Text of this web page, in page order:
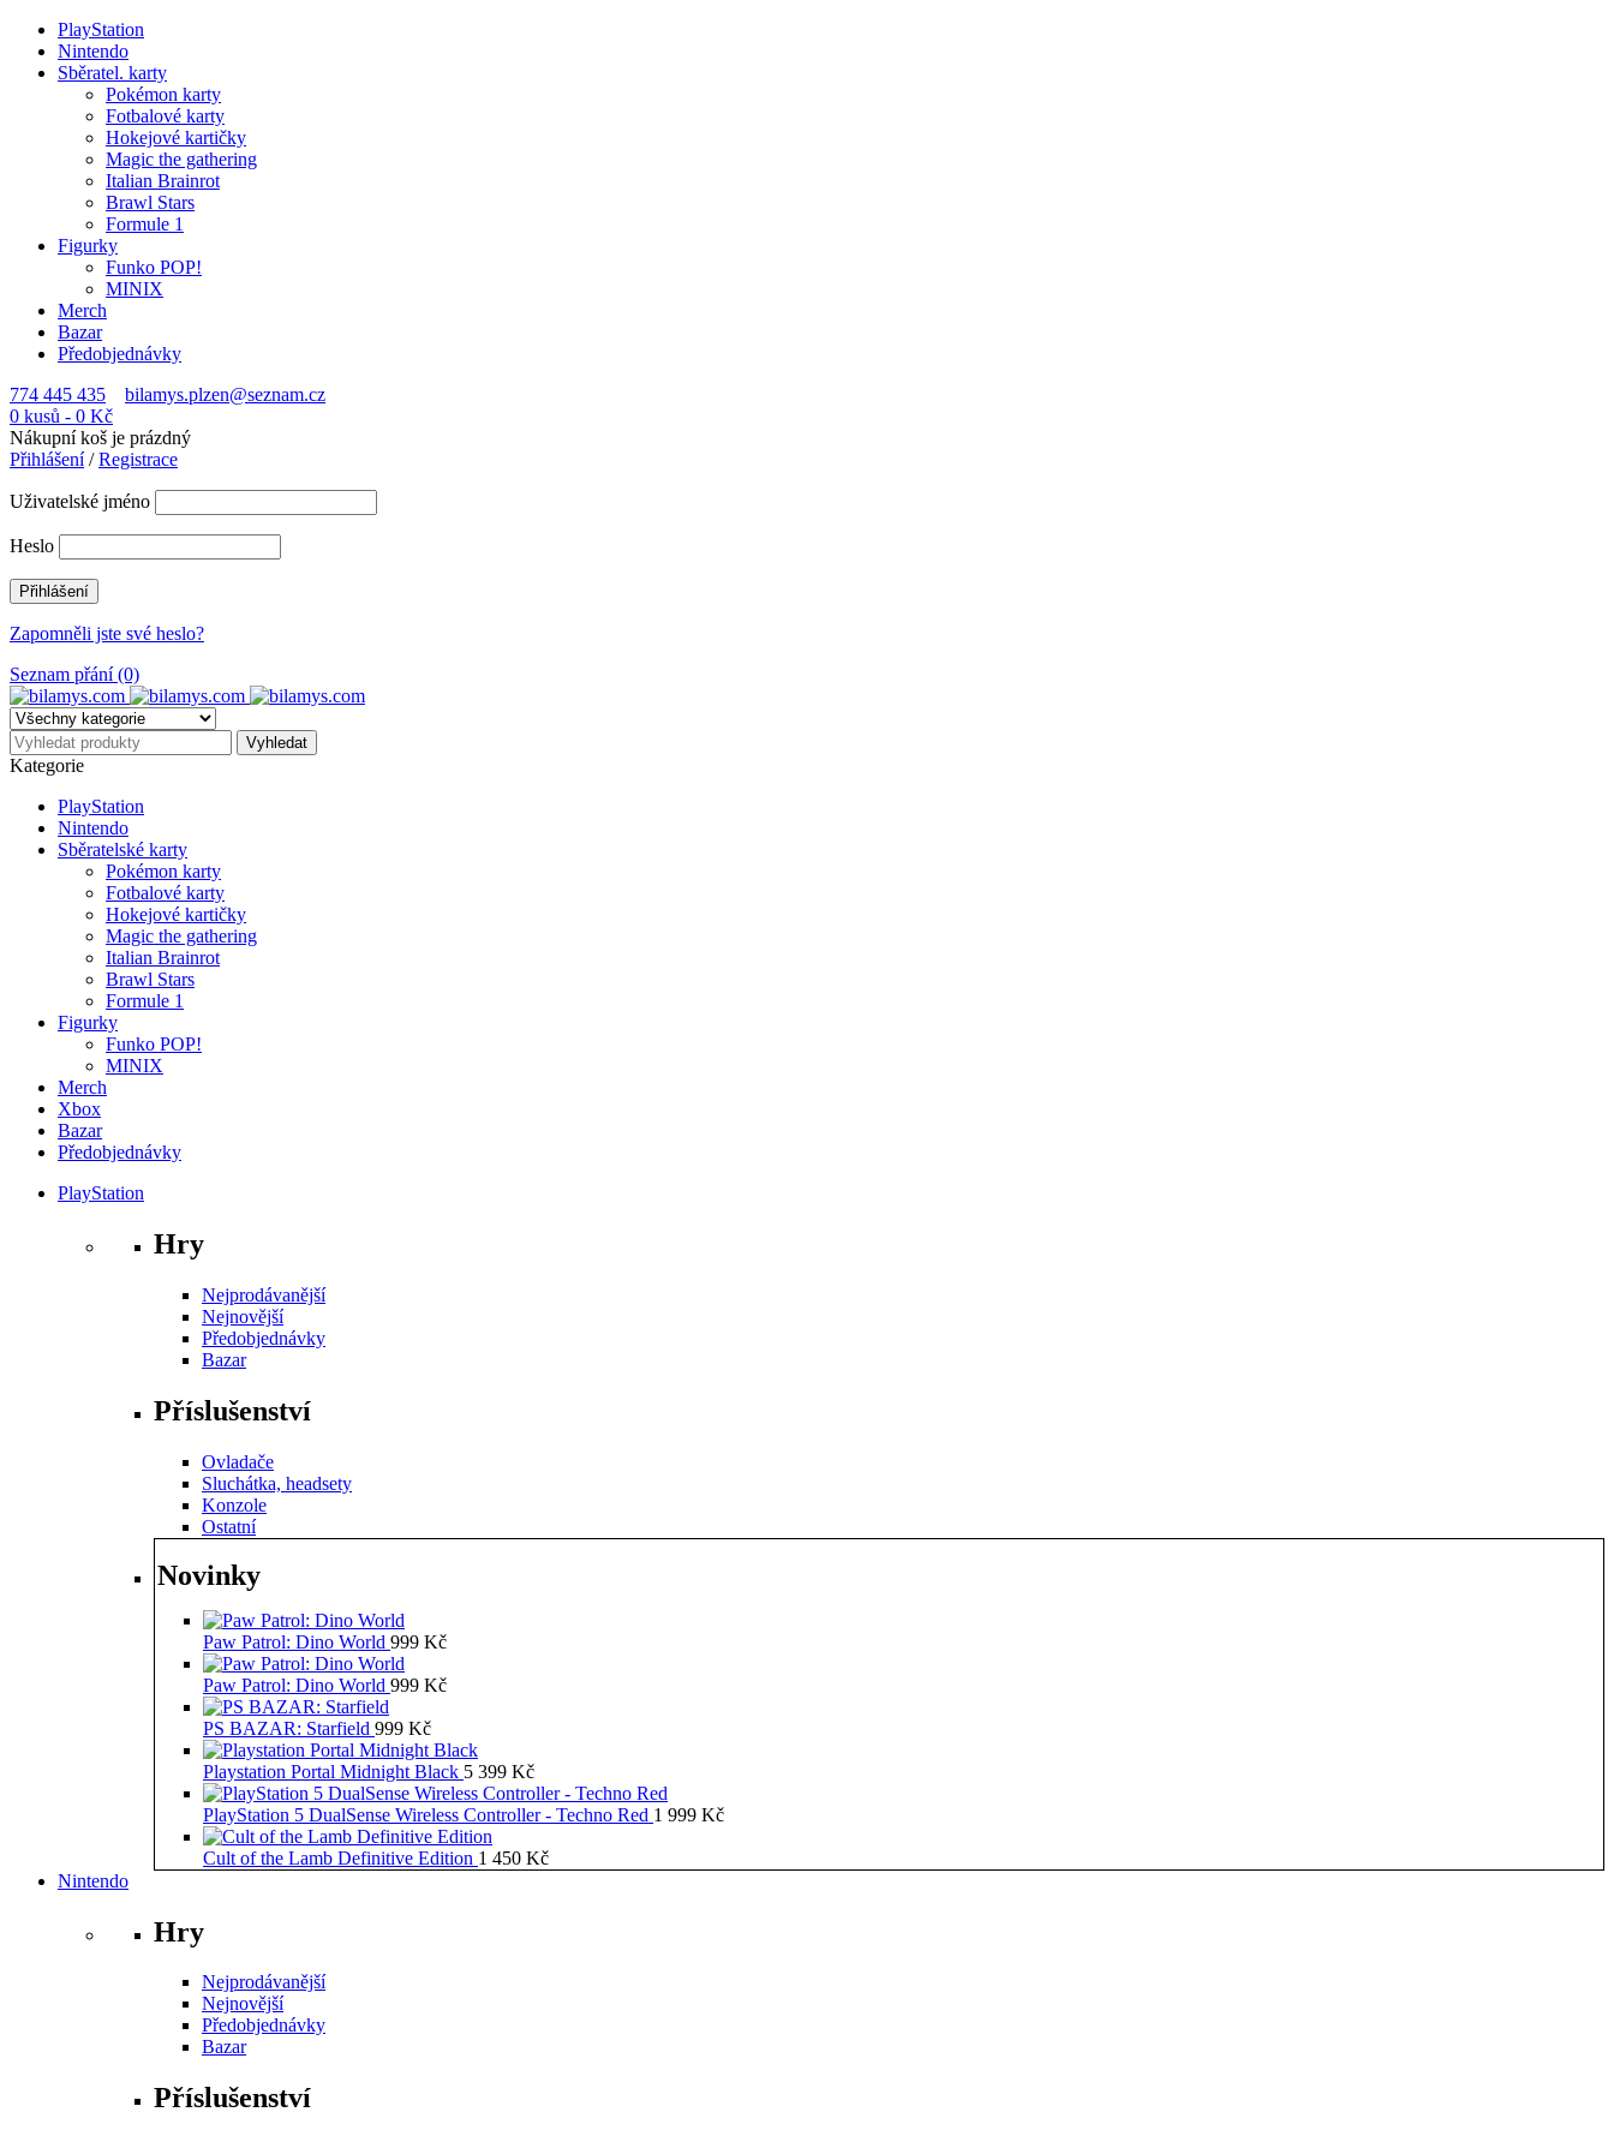
PlayStation
Nintendo
Sběratel. karty
Pokémon karty
Fotbalové karty
Hokejové kartičky
Magic the gathering
Italian Brainrot
Brawl Stars
Formule 1
Figurky
Funko POP!
MINIX
Merch
Bazar
Předobjednávky
774 445 435
bilamys.plzen@seznam.cz
0 kusů - 0 Kč
Nákupní koš je prázdný
Přihlášení/Registrace
Uživatelské jméno
Heslo
Zapomněli jste své heslo?
Seznam přání (0)
Kategorie
PlayStation
Nintendo
Sběratelské karty
Pokémon karty
Fotbalové karty
Hokejové kartičky
Magic the gathering
Italian Brainrot
Brawl Stars
Formule 1
Figurky
Funko POP!
MINIX
Merch
Xbox
Bazar
Předobjednávky
PlayStation
Hry
Nejprodávanější
Nejnovější
Předobjednávky
Bazar
Příslušenství
Ovladače
Sluchátka, headsety
Konzole
Ostatní
Novinky
Paw Patrol: Dino World 999 Kč
Paw Patrol: Dino World 999 Kč
PS BAZAR: Starfield 999 Kč
Playstation Portal Midnight Black 5 399 Kč
PlayStation 5 DualSense Wireless Controller - Techno Red 1 999 Kč
Cult of the Lamb Definitive Edition 1 450 Kč
Nintendo
Hry
Nejprodávanější
Nejnovější
Předobjednávky
Bazar
Příslušenství